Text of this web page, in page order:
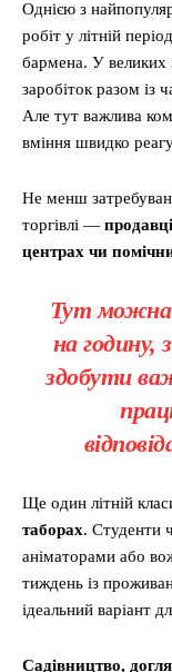
Однією з
робіт у літній
бармена. У великих
заробіток разом із
Але тут важлива
вміння швидко
Не менш
торгівлі —
центрах чи
Тут можна
на
здобути
Ще один літній
таборах. Студенти
аніматорами або
тиждень із
ідеальний варіант
Садівництво,